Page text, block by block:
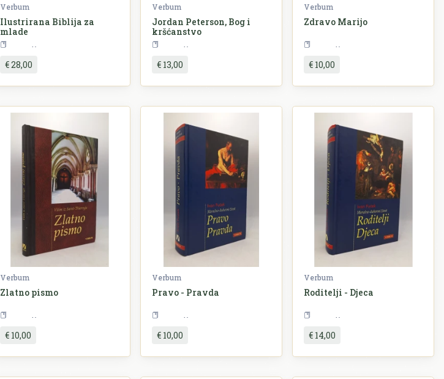
Verbum
Ilustrirana Biblija za
mlade
€ 28,00
Verbum
Jordan Peterson, Bog i
kršćanstvo
€ 13,00
Verbum
Zdravo Marijo
€ 10,00
Verbum
Zlatno pismo
€ 10,00
Verbum
Pravo - Pravda
€ 10,00
Verbum
Roditelji - Djeca
€ 14,00